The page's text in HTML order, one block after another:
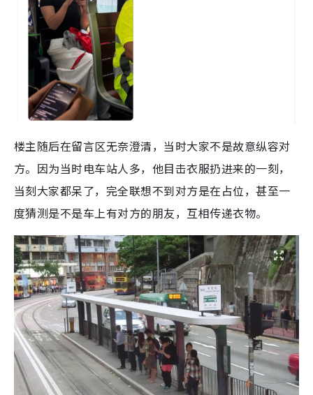
楼主随后在留言区无奈澄清，当时大家不是故意纵容对
方。因为当时电车站人多，他目击衣服扔进来的一刻，
当刻大家都呆了，完全联想不到对方是在占位，甚至一
度猜测是不是车上有对方的朋友，互相传递衣物。